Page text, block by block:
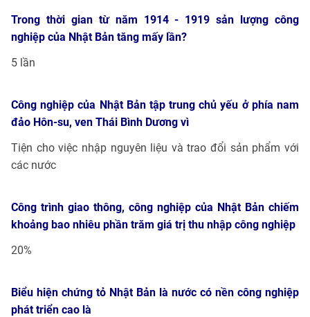
Trong thời gian từ năm 1914 - 1919 sản lượng công
nghiệp của Nhật Bản tăng mấy lần?
5 lần
Công nghiệp của Nhật Bản tập trung chủ yếu ở phía nam
đảo Hôn-su, ven Thái Bình Dương vì
Tiện cho việc nhập nguyên liệu và trao đổi sản phẩm với
các nước
Công trình giao thông, công nghiệp của Nhật Bản chiếm
khoảng bao nhiêu phần trăm giá trị thu nhập công nghiệp
20%
Biểu hiện chứng tỏ Nhật Bản là nước có nền công nghiệp
phát triển cao là